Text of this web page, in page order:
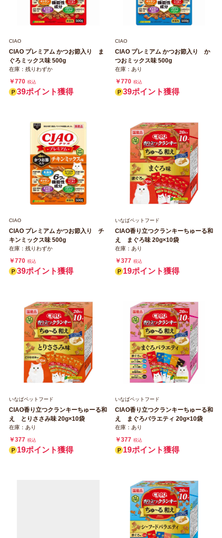
CIAO
CIAO プレミアム かつお節入り ま
ぐろミックス味 500g
在庫：残りわずか
￥770 税込
39ポイント獲得
CIAO
CIAO プレミアム かつお節入り か
つおミックス味 500g
在庫：あり
￥770 税込
39ポイント獲得
CIAO
CIAO プレミアム かつお節入り チ
キンミックス味 500g
在庫：残りわずか
￥770 税込
39ポイント獲得
いなばペットフード
CIAO香り立つクランキーちゅーる和
え まぐろ味 20g×10袋
在庫：あり
￥377 税込
19ポイント獲得
いなばペットフード
CIAO香り立つクランキーちゅーる和
え とりささみ味 20g×10袋
在庫：あり
￥377 税込
19ポイント獲得
いなばペットフード
CIAO香り立つクランキーちゅーる和
え まぐろバラエティ 20g×10袋
在庫：あり
￥377 税込
19ポイント獲得